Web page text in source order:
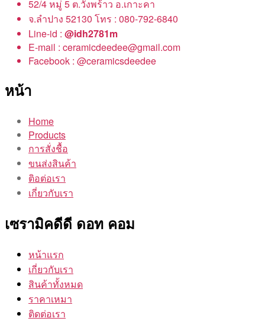
52/4 หมู่ 5 ต.วังพร้าว อ.เกาะคา
จ.ลำปาง 52130 โทร : 080-792-6840
Line-id : @idh2781m
E-mail : ceramicdeedee@gmail.com
Facebook : @ceramicsdeedee
หน้า
Home
Products
การสั่งชื้อ
ขนส่งสินค้า
ติอต่อเรา
เกี่ยวกับเรา
เซรามิคดีดี ดอท คอม
หน้าแรก
เกี่ยวกับเรา
สินค้าทั้งหมด
ราคาเหมา
ติดต่อเรา